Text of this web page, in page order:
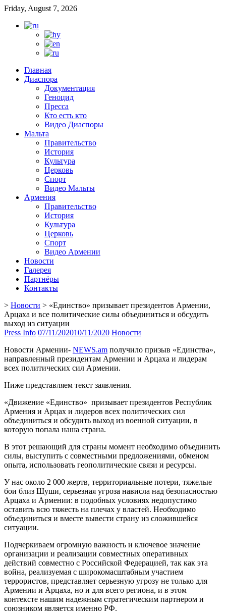
Friday, August 7, 2026
Главная
Диаспора
Документация
Геноцид
Пресса
Кто есть кто
Видео Диаспоры
Мальта
Правительство
История
Культура
Церковь
Спорт
Видео Мальты
Армения
Правительство
История
Культура
Церковь
Спорт
Видео Армении
Новости
Галерея
Партнёры
Контакты
> Новости > «Единство» призывает президентов Армении,
Арцаха и все политические силы объединиться и обсудить
выход из ситуации
Press Info 07/11/202010/11/2020 Новости
Новости Армении- NEWS.am получило призыв «Единства»,
направленный президентам Армении и Арцаха и лидерам
всех политических сил Армении.
Ниже представляем текст заявления.
«Движение «Единство» призывает президентов Республик
Армения и Арцах и лидеров всех политических сил
объединиться и обсудить выход из военной ситуации, в
которую попала наша страна.
В этот решающий для страны момент необходимо объединить
силы, выступить с совместными предложениями, обменом
опыта, использовать геополитические связи и ресурсы.
У нас около 2 000 жертв, территориальные потери, тяжелые
бои близ Шуши, серьезная угроза нависла над безопасностью
Арцаха и Армении: в подобных условиях недопустимо
оставить всю тяжесть на плечах у властей. Необходимо
объединиться и вместе вывести страну из сложившейся
ситуации.
Подчеркиваем огромную важность и ключевое значение
организации и реализации совместных оперативных
действий совместно с Российской Федерацией, так как эта
война, реализуемая с широкомасштабным участием
террористов, представляет серьезную угрозу не только для
Армении и Арцаха, но и для всего региона, и в этом
контексте нашим надежным стратегическим партнером и
союзником является именно РФ.